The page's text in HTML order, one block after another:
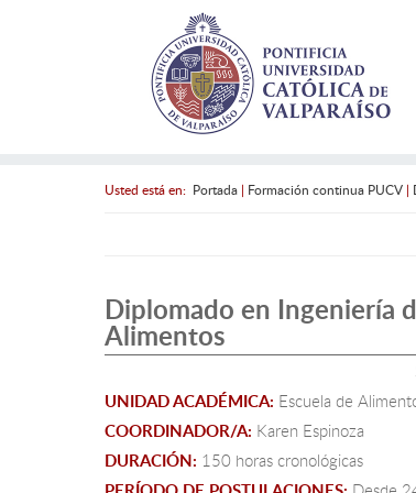
Usted está en: Portada| Formación continua PUCV|
Diplomado en Ingeniería
Alimentos
UNIDAD ACADÉMICA: Escuela de
COORDINADOR/A: Karen Espinoza
DURACIÓN: 150 horas cronológicas